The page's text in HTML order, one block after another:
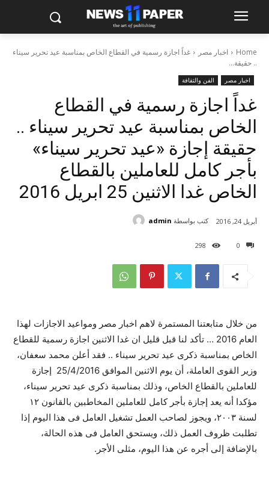
Home اخبار مصر
غداً اجازة رسمية في القطاع الخاص بمناسبة عيد تحرير سيناء
.. حقيقة...
اخبار مصر الفن والثقافة
غداً اجازة رسمية في القطاع
الخاص بمناسبة عيد تحرير سيناء ..
حقيقة إجازة «عيد تحرير سيناء»
بأجر كامل للعاملين بالقطاع
الخاص غدا الاثنين 25 ابريل 2016
0
298
أبريل 24, 2016 كتب بواسطة admin
من خلال متابعتنا المستمرة لاهم اخبار مصر ومواعيد الاجازات لهذا
العام 2016 … تأكد لنا قبل قليل ان غدا الاثنين اجازة رسمية للقطاع
الخاص بمناسبة ذكرى عيد تحرير سيناء .. فقد أعلن محمد سعفان،
وزير القوى العاملة، أن يوم الاثنين الموافق 25/4/2016 إجازة
للعاملين بالقطاع الخاص، وذلك بمناسبة ذكرى عيد تحرير سيناء،
مؤكدا أنه يعد إجازة بأجر كامل للعاملين المخاطبين بالقانون ١٢
لسنة ٢٠٠٣، ويجوز لصاحب العمل تشغيل العامل فى هذا اليوم إذا
تطلبت ظروف العمل ذلك، ويستحق العامل فى هذه الحالة،
بالإضافة إلى أجره عن هذا اليوم، مثلى الأجر.